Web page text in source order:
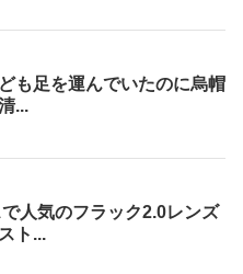
も足を運んでいたのに烏帽
...
人気のフラック2.0レンズ
ト...